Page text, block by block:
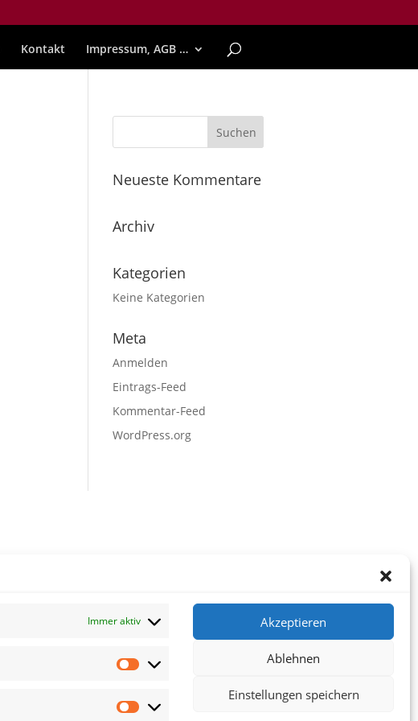
Immer aktiv
Vorlieben
Statistiken
Akzeptieren
Ablehnen
Einstellungen speichern
Kontakt Impressum, AGB …
Neueste Kommentare
Archiv
Kategorien
Keine Kategorien
Meta
Anmelden
Eintrags-Feed
Kommentar-Feed
WordPress.org